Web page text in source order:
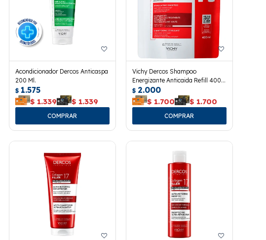
Acondicionador Dercos Anticaspa
200 Ml.
$ 1.575
$ 1.339 $ 1.339
Vichy Dercos Shampoo
Energizante Anticaida Refill 400
Ml.
$ 2.000
$ 1.700 $ 1.700